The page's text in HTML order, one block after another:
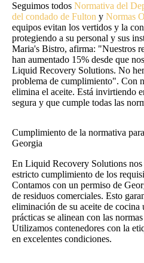
Seguimos todos Normativa del
del condado de Fulton y Normas
equipos evitan los vertidos y la
protegiendo a su personal y sus
Maria's Bistro, afirma: "Nuestros
han aumentado 15% desde que
Liquid Recovery Solutions. No
problema de cumplimiento". Con
elimina el aceite. Está invirtiendo
segura y que cumple todas las
Cumplimiento de la normativa
Georgia
En Liquid Recovery Solutions nos
estricto cumplimiento de los
Contamos con un permiso de
de residuos comerciales. Esto
eliminación de su aceite de cocina
prácticas se alinean con las
Utilizamos contenedores con la
en excelentes condiciones.